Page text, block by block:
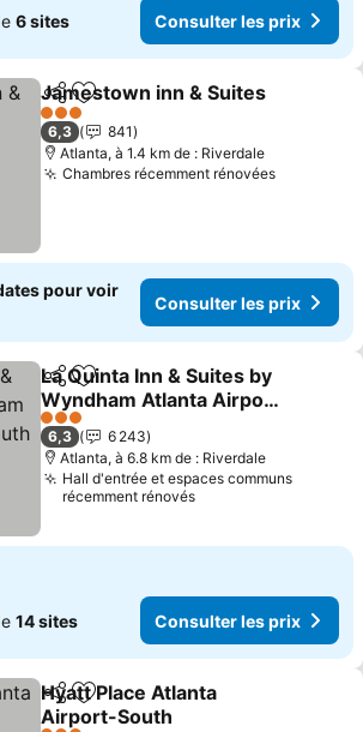
6 sites Consulter les prix
PartagerAjouter à mes favoris
Jamestown inn & Suites
3 Étoiles
6,3
841
Atlanta, à 1.4 km de : Riverdale
Chambres récemment rénovées
pour voir
Consulter les prix
PartagerAjouter à mes favoris
La Quinta Inn & Suites by
Wyndham Atlanta Airport
South
3 Étoiles
6,3
6 243
Atlanta, à 6.8 km de : Riverdale
Hall d'entrée et espaces communs
récemment rénovés
14 sites Consulter les prix
PartagerAjouter à mes favoris
Hyatt Place Atlanta
Airport-South